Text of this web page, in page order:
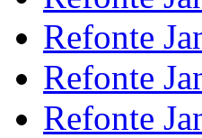
Refonte
Refonte
Refonte